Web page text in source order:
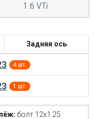
1.6 VTi
Задняя ось
4 шт.
1 шт.
болт 12x1.25